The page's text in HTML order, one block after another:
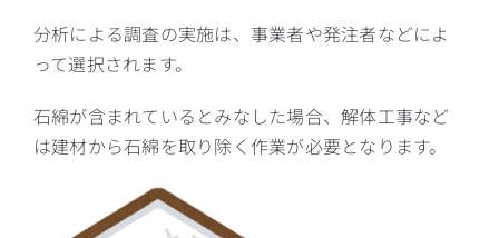
分析による調査の実施は、事業者や発注者などによ
って選択されます。
石綿が含まれているとみなした場合、解体工事など
は建材から石綿を取り除く作業が必要となります。